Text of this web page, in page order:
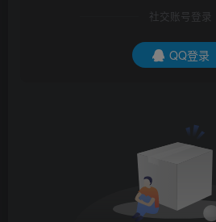
社交账号登录
QQ登录